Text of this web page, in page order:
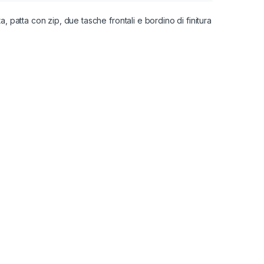
patta con zip, due tasche frontali e bordino di finitura